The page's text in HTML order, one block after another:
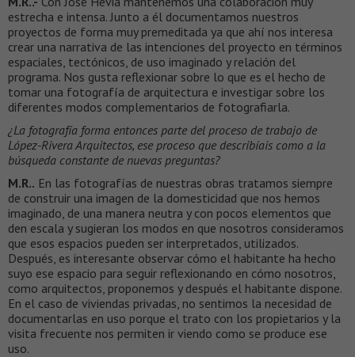
estrecha e intensa. Junto a él documentamos nuestros
proyectos de forma muy premeditada ya que ahí nos interesa
crear una narrativa de las intenciones del proyecto en términos
espaciales, tectónicos, de uso imaginado y relación del
programa. Nos gusta reflexionar sobre lo que es el hecho de
tomar una fotografía de arquitectura e investigar sobre los
diferentes modos complementarios de fotografiarla.
¿La fotografía forma entonces parte del proceso de trabajo de
López-Rivera Arquitectos, ese proceso que describíais como a la
búsqueda constante de nuevas preguntas?
M.R.. En las fotografías de nuestras obras tratamos siempre
de construir una imagen de la domesticidad que nos hemos
imaginado, de una manera neutra y con pocos elementos que
den escala y sugieran los modos en que nosotros consideramos
que esos espacios pueden ser interpretados, utilizados.
Después, es interesante observar cómo el habitante ha hecho
suyo ese espacio para seguir reflexionando en cómo nosotros,
como arquitectos, proponemos y después el habitante dispone.
En el caso de viviendas privadas, no sentimos la necesidad de
documentarlas en uso porque el trato con los propietarios y la
visita frecuente nos permiten ir viendo como se produce ese
uso.